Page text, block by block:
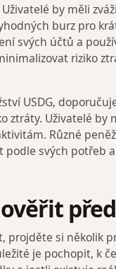
by měli
burz pro
svých účtů a
riziko
USDG,
ztráty. Uživatelé
Různé
podle svých potřeb
projděte si několik
je pochopit, k